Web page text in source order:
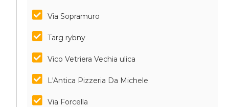
Via Sopramuro
Targ rybny
Vico Vetriera Vechia ulica
L'Antica Pizzeria Da Michele
Via Forcella